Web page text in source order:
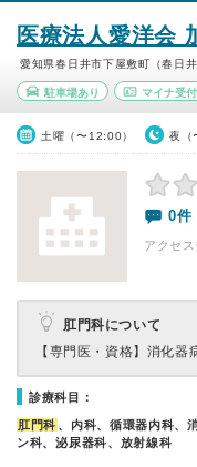
医療法人愛洋会
愛知県春日井市下屋敷町（春日
駐車場あり マイナ受付
土曜（〜12:00） 夜（
0件
アクセ
肛門科について
【専門医・資格】 消化器
診療科目：
肛門科 、内科、循環器内科、
ン科、泌尿器科、放射線科